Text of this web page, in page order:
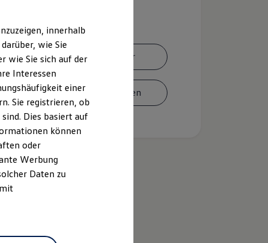
Ansprechpartner
Termin vereinbaren
innerhalb
wie Sie
wie Sie sich auf der
Interessen
einer
Sie registrieren, ob
Dies basiert auf
können
oder
Werbung
Daten zu